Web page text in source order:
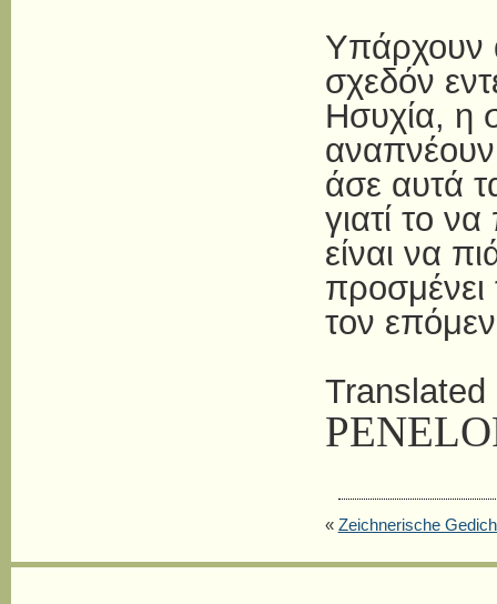
Υπάρχουν
σχεδόν
Ησυχία, η
άσε αυτά
γιατί το
είναι να
προσμένει
τον
Translated
« Zeichnerische